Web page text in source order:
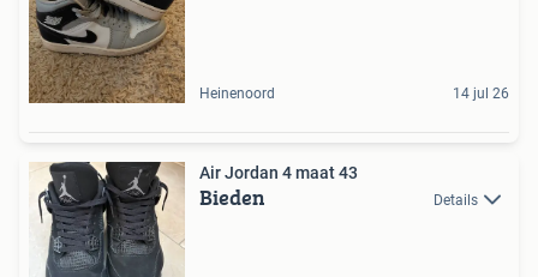
Heinenoord 14 jul 26
Air Jordan 4 maat 43
Bieden Details